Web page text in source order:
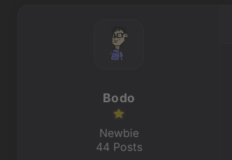
Bodo
Newbie
44 Posts